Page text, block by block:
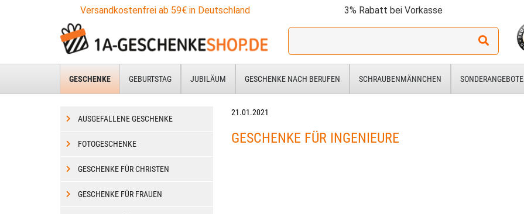
Versandkostenfrei ab 59€ in Deutschland 3% Rabatt bei Vorkasse
Ich
für:
GESCHENKE GEBURTSTAG JUBILÄUM GESCHENKE NACH BERUFEN SCHRAUBENMÄNNCHEN SONDERANGEBOTE
21.01.2021
GESCHENKE FÜR INGENIEURE
AUSGEFALLENE GESCHENKE
FOTOGESCHENKE
GESCHENKE FÜR CHRISTEN
GESCHENKE FÜR FRAUEN